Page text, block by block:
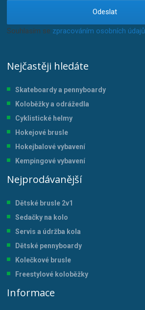
Odeslat
Souhlasím se zpracováním osobních údajů
Nejčastěji hledáte
Skateboardy a pennyboardy
Koloběžky a odrážedla
Cyklistické helmy
Hokejové brusle
Hokejbalové vybavení
Kempingové vybavení
Nejprodávanější
Dětské brusle 2v1
Sedačky na kolo
Servis a údržba kola
Dětské pennyboardy
Kolečkové brusle
Freestylové koloběžky
Informace